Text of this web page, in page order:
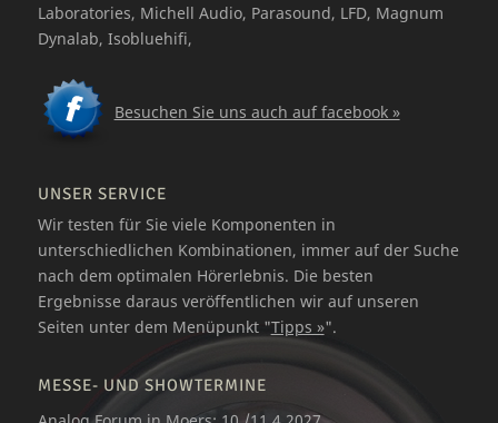
Laboratories, Michell Audio, Parasound, LFD, Magnum
Dynalab, Isobluehifi,
Besuchen Sie uns auch auf facebook »
UNSER SERVICE
Wir testen für Sie viele Komponenten in
unterschiedlichen Kombinationen, immer auf der Suche
nach dem optimalen Hörerlebnis. Die besten
Ergebnisse daraus veröffentlichen wir auf unseren
Seiten unter dem Menüpunkt "Tipps »".
MESSE- UND SHOWTERMINE